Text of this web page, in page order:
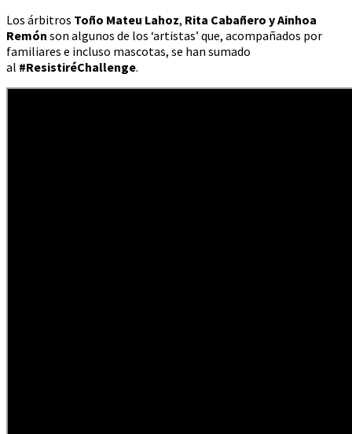
Los árbitros Toño Mateu Lahoz, Rita Cabañero y Ainhoa
Remón son algunos de los ‘artistas’ que, acompañados por
familiares e incluso mascotas, se han sumado
al #ResistiréChallenge.